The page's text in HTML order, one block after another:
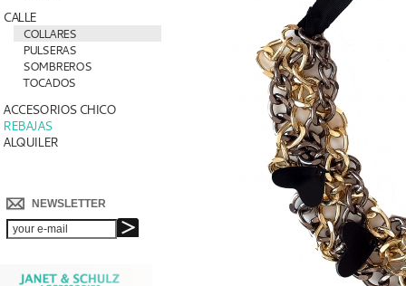
CALLE
COLLARES
PULSERAS
SOMBREROS
TOCADOS
ACCESORIOS CHICO
REBAJAS
ALQUILER
NEWSLETTER